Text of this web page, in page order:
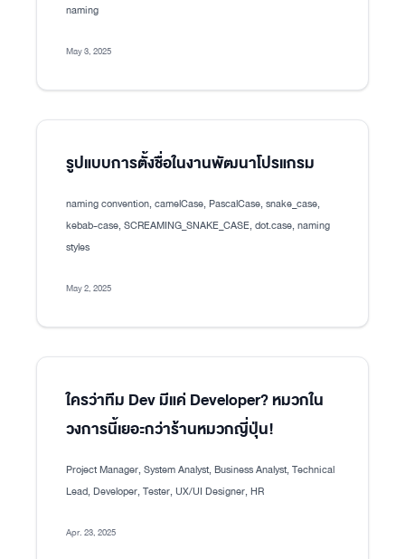
naming
May 3, 2025
รูปแบบการตั้งชื่อในงานพัฒนาโปรแกรม
naming convention, camelCase, PascalCase, snake_case,
kebab-case, SCREAMING_SNAKE_CASE, dot.case, naming
styles
May 2, 2025
ใครว่าทีม Dev มีแค่ Developer? หมวกใน
วงการนี้เยอะกว่าร้านหมวกญี่ปุ่น!
Project Manager, System Analyst, Business Analyst, Technical
Lead, Developer, Tester, UX/UI Designer, HR
Apr. 23, 2025